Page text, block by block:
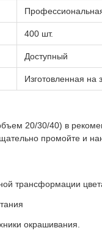
400 шт.
Доступный
Изготовленная на
20/30/40) в
промойте и
трансформации
окрашивания.